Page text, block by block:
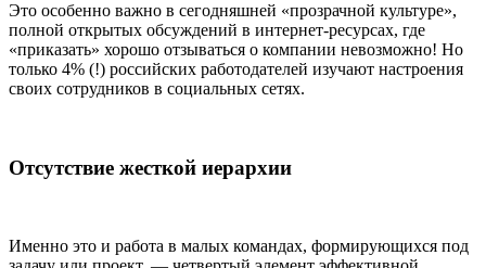
Это особенно важно в сегодняшней «прозрачной культуре»,
полной открытых обсуждений в интернет-ресурсах, где
«приказать» хорошо отзываться о компании невозможно! Но
только 4% (!) российских работодателей изучают настроения
своих сотрудников в социальных сетях.
Отсутствие жесткой иерархии
Именно это и работа в малых командах, формирующихся под